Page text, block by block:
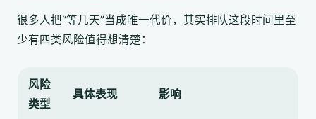
很多人把“等几天”当成唯一代价，其实排队这段时间里至
少有四类风险值得想清楚：
风险
类型
具体表现 影响